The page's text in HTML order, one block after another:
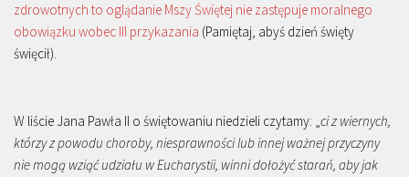
zdrowotnych to oglądanie Mszy Świętej nie zastępuje moralnego
obowiązku wobec III przykazania (Pamiętaj, abyś dzień święty
święcił).
W liście Jana Pawła II o świętowaniu niedzieli czytamy: „ci z wiernych,
którzy z powodu choroby, niesprawności lub innej ważnej przyczyny
nie mogą wziąć udziału w Eucharystii, winni dołożyć starań, aby jak